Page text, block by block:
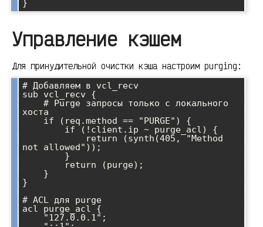
Управление кэшем
Для принудительной очистки кэша настроим purging:
# Добавляем в vcl_recv
sub vcl_recv {
хоста
not allowed"));
}
# ACL для purge
acl purge_acl {